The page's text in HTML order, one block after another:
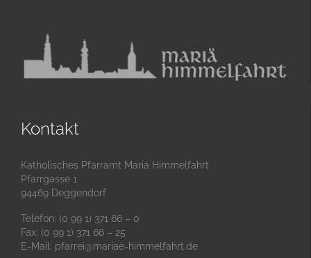
Kontakt
Katholisches Pfarramt Mariä Himmelfahrt
Pfarrgasse 1
94469 Deggendorf
Telefon: (0 99 1) 371 66 – 0
Fax: (0 99 1) 371 66 – 25
E-Mail: pfarrei@mariae-himmelfahrt.de